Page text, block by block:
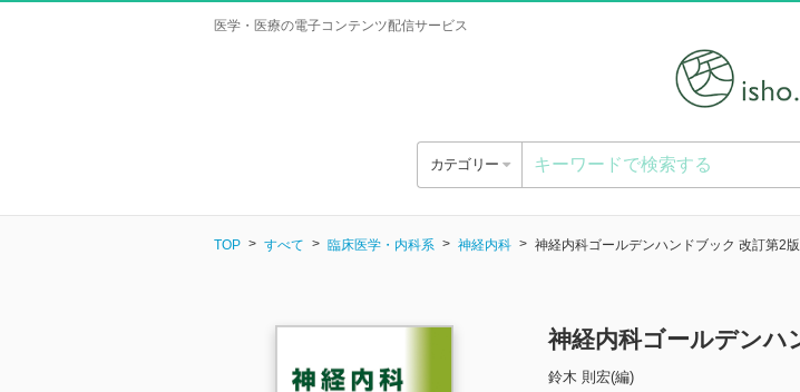
医学・医療の電子コンテンツ配信サービス
カテゴリー
TOP すべて 臨床医学・内科系 神経内科 神経内科ゴールデンハンドブック 改訂第2
神経内科ゴールデンハ
鈴木 則宏(編)